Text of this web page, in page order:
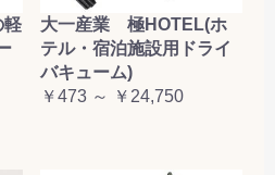
大一産業 極HOTEL(ホ
テル・宿泊施設用ドライ
バキューム)
￥473 ～ ￥24,750